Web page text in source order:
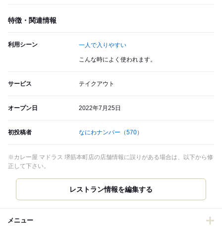
特徴・関連情報
利用シーン 一人で入りやすい
こんな時によく使われます。
サービス テイクアウト
オープン日 2022年7月25日
初投稿者 なにわナンバー （570）
※カレー屋 マドラス 堺筋本町店の店舗情報に誤りがある場合は、以下から修
正して下さい。
レストラン情報を編集する
メニュー